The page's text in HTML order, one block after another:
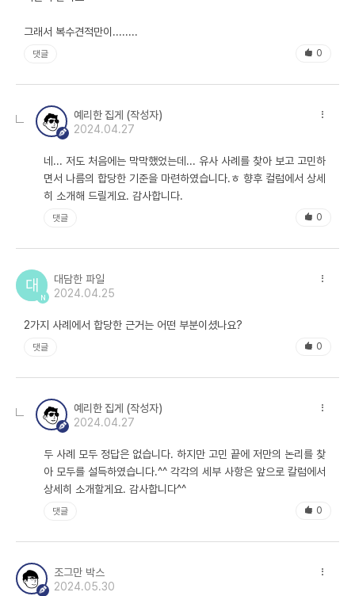
구매 마인드의 기본 중의 기본은 일단 사람의 말을 무조건 믿으면 안된다
사람을 의심부터 해야 한다는 게 조금은 야속하게 들릴지 모르지만 산전
만, 유의해야 할 것은 합당한 논리를 가지고 의심해야지, 명분도 논리도
없이 의심만 한다면 그것은 곧 갑질로 이어질 수 있다는 것입니다.
오늘의 결론은
합당한 근거로 적당한 의심을 하는 것이 구매의 기본 마인
이 주제에 대한 여러분의 생각은 어떠신가요?
여러분의 의견을 남겨주시면 더 발전된 컨텐츠로 보답하는 바이블이 되
▶ 해당 콘텐츠는 사전 동의 없이 2차 가공 및 영리적인 이용을 금하고
있습니다.
원승철
그래서 복수견적만이........
댓글 0
예리한 집게 (작성자)
2024.04.27
네... 저도 처음에는 막막했었는데... 유사 사례를 찾아 보고 고민하
면서 나름의 합당한 기준을 마련하였습니다.ㅎ 향후 컬럼에서 상세
히 소개해 드릴게요. 감사합니다.
댓글 0
대
N
대담한 파일
2024.04.25
2가지 사례에서 합당한 근거는 어떤 부분이셨나요?
댓글 0
예리한 집게 (작성자)
2024.04.27
두 사례 모두 정답은 없습니다. 하지만 고민 끝에 저만의 논리를 찾
아 모두를 설득하였습니다.^^ 각각의 세부 사항은 앞으로 칼럼에서
상세히 소개할게요. 감사합니다^^
댓글 0
조그만 박스
2024.05.30